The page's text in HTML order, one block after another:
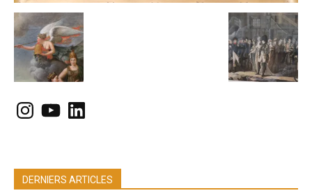
Instagram
YouTubeLinkedIn
DERNIERS ARTICLES